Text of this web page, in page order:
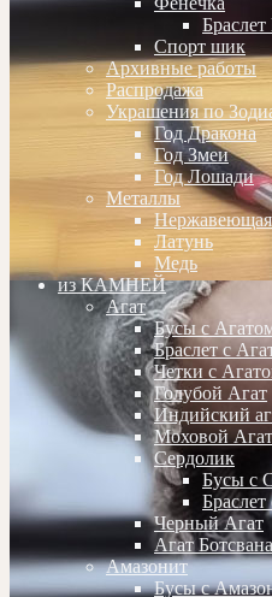
Спорт шик
Архивные работы
Распродажа
Украшения по
Год Дракона
Год Змеи
Год Лошади
Металлы
Нержавеющая
Латунь
Медь
из КАМНЕЙ
Агат
Бусы с
Браслет с
Четки с
Голубой Агат
Индийский
Моховой Агат
Сердолик
Бусы с
Черный Агат
Агат Ботсвана
Амазонит
Бусы с